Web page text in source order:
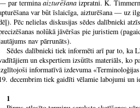
par terminaaizturēšana izpratni. K.
var būt īslaicīga, aizturēšana — uz
Pēc nelielas diskusijas sēdes dalībnieki
nolūkā jāvēršas pie juristiem
nav pārrunāts).
Sēdes dalībnieki tiek informēti arī par to, ka
un ekspertiem izsūtīts materiāls, ko
informatīvā izdevuma
19. decembrim tiek gaidīti vēlamie labojumi un
1